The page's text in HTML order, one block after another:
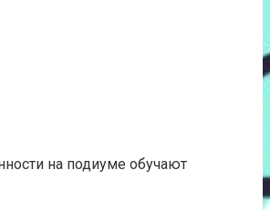
на подиуме обучают